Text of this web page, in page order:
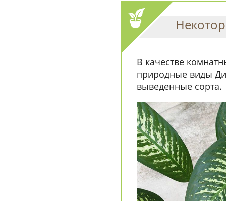
В качестве
природные виды
выведенные сорта.